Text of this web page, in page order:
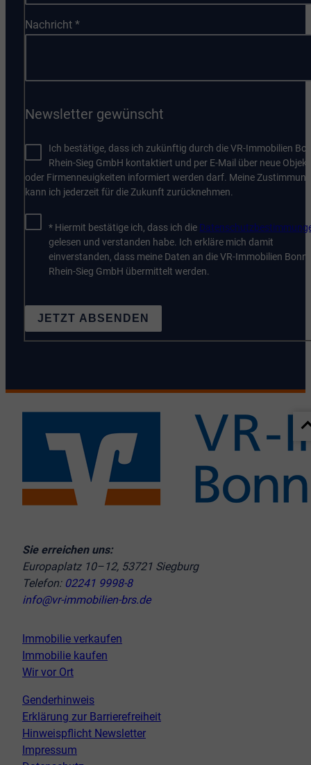
Nachricht *
Newsletter gewünscht
Ich bestätige, dass ich zukünftig durch die VR-Immobilien
Rhein-Sieg GmbH kontaktiert und per E-Mail über neue
oder Firmenneuigkeiten informiert werden darf. Meine Zustimmung
kann ich jederzeit für die Zukunft zurücknehmen.
* Hiermit bestätige ich, dass ich die
gelesen und verstanden habe. Ich erkläre mich damit
einverstanden, dass meine Daten an die VR-Immobilien Bonn
Rhein-Sieg GmbH übermittelt werden.
JETZT ABSENDEN
Sie erreichen uns:
Europaplatz 10–12, 53721 Siegburg
Telefon: 02241 9998-8
info@vr-immobilien-brs.de
Immobilie verkaufen
Immobilie kaufen
Wir vor Ort
Genderhinweis
Erklärung zur Barrierefreiheit
Hinweispflicht Newsletter
Impressum